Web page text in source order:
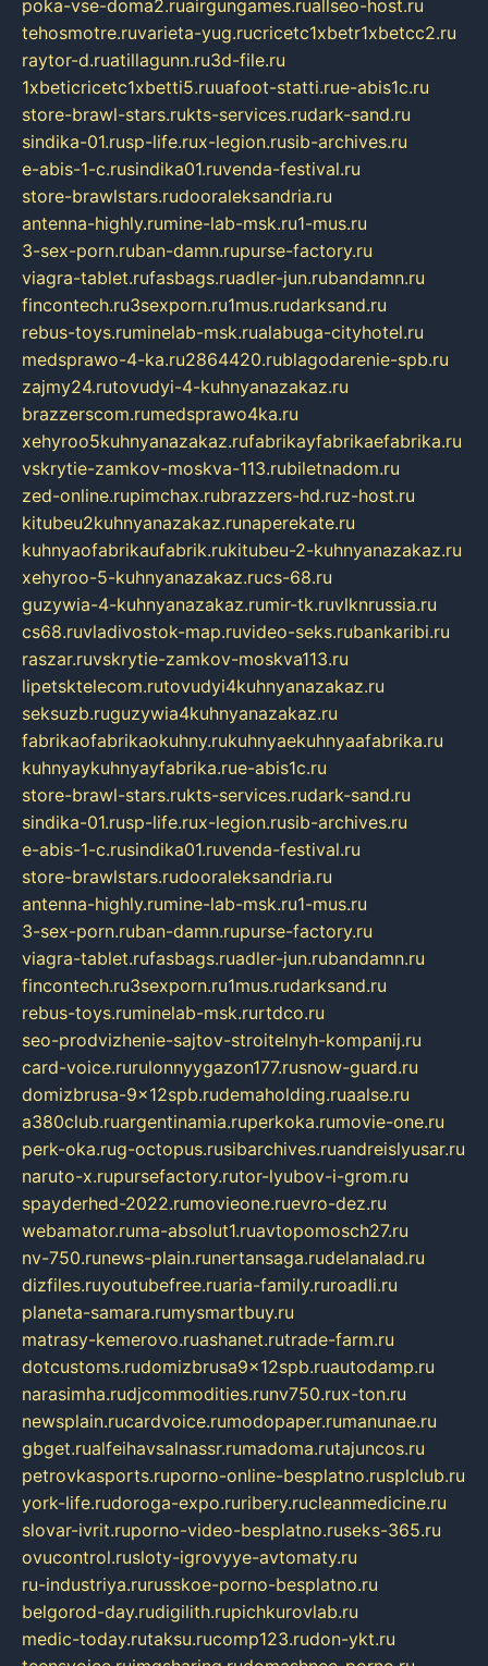
poka-vse-doma2.ruairgungames.ruallseo-host.ru
tehosmotre.ruvarieta-yug.rucricetc1xbetr1xbetcc2.ru
raytor-d.ruatillagunn.ru3d-file.ru
1xbeticricetc1xbetti5.ruuafoot-statti.rue-abis1c.ru
store-brawl-stars.rukts-services.rudark-sand.ru
sindika-01.rusp-life.rux-legion.rusib-archives.ru
e-abis-1-c.rusindika01.ruvenda-festival.ru
store-brawlstars.rudooraleksandria.ru
antenna-highly.rumine-lab-msk.ru1-mus.ru
3-sex-porn.ruban-damn.rupurse-factory.ru
viagra-tablet.rufasbags.ruadler-jun.rubandamn.ru
fincontech.ru3sexporn.ru1mus.rudarksand.ru
rebus-toys.ruminelab-msk.rualabuga-cityhotel.ru
medsprawo-4-ka.ru2864420.rublagodarenie-spb.ru
zajmy24.rutovudyi-4-kuhnyanazakaz.ru
brazzerscom.rumedsprawo4ka.ru
xehyroo5kuhnyanazakaz.rufabrikayfabrikaefabrika.ru
vskrytie-zamkov-moskva-113.rubiletnadom.ru
zed-online.rupimchax.rubrazzers-hd.ruz-host.ru
kitubeu2kuhnyanazakaz.runaperekate.ru
kuhnyaofabrikaufabrik.rukitubeu-2-kuhnyanazakaz.ru
xehyroo-5-kuhnyanazakaz.rucs-68.ru
guzywia-4-kuhnyanazakaz.rumir-tk.ruvlknrussia.ru
cs68.ruvladivostok-map.ruvideo-seks.rubankaribi.ru
raszar.ruvskrytie-zamkov-moskva113.ru
lipetsktelecom.rutovudyi4kuhnyanazakaz.ru
seksuzb.ruguzywia4kuhnyanazakaz.ru
fabrikaofabrikaokuhny.rukuhnyaekuhnyaafabrika.ru
kuhnyaykuhnyayfabrika.rue-abis1c.ru
store-brawl-stars.rukts-services.rudark-sand.ru
sindika-01.rusp-life.rux-legion.rusib-archives.ru
e-abis-1-c.rusindika01.ruvenda-festival.ru
store-brawlstars.rudooraleksandria.ru
antenna-highly.rumine-lab-msk.ru1-mus.ru
3-sex-porn.ruban-damn.rupurse-factory.ru
viagra-tablet.rufasbags.ruadler-jun.rubandamn.ru
fincontech.ru3sexporn.ru1mus.rudarksand.ru
rebus-toys.ruminelab-msk.rurtdco.ru
seo-prodvizhenie-sajtov-stroitelnyh-kompanij.ru
card-voice.rurulonnyygazon177.rusnow-guard.ru
domizbrusa-9x12spb.rudemaholding.ruaalse.ru
a380club.ruargentinamia.ruperkoka.rumovie-one.ru
perk-oka.rug-octopus.rusibarchives.ruandreislyusar.ru
naruto-x.rupursefactory.rutor-lyubov-i-grom.ru
spayderhed-2022.rumovieone.ruevro-dez.ru
webamator.ruma-absolut1.ruavtopomosch27.ru
nv-750.runews-plain.runertansaga.rudelanalad.ru
dizfiles.ruyoutubefree.ruaria-family.ruroadli.ru
planeta-samara.rumysmartbuy.ru
matrasy-kemerovo.ruashanet.rutrade-farm.ru
dotcustoms.rudomizbrusa9x12spb.ruautodamp.ru
narasimha.rudjcommodities.runv750.rux-ton.ru
newsplain.rucardvoice.rumodopaper.rumanunae.ru
gbget.rualfeihavsalnassr.rumadoma.rutajuncos.ru
petrovkasports.ruporno-online-besplatno.rusplclub.ru
york-life.rudoroga-expo.ruribery.rucleanmedicine.ru
slovar-ivrit.ruporno-video-besplatno.ruseks-365.ru
ovucontrol.rusloty-igrovyye-avtomaty.ru
ru-industriya.rurusskoe-porno-besplatno.ru
belgorod-day.rudigilith.rupichkurovlab.ru
medic-today.rutaksu.rucomp123.rudon-ykt.ru